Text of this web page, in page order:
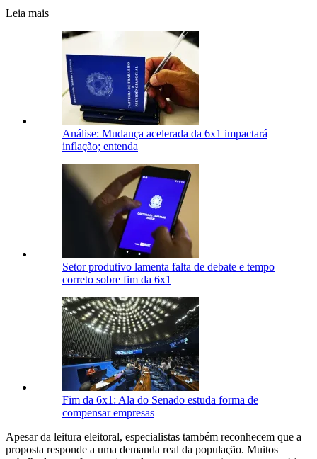
Leia mais
Análise: Mudança acelerada da 6x1 impactará
inflação; entenda
Setor produtivo lamenta falta de debate e tempo
correto sobre fim da 6x1
Fim da 6x1: Ala do Senado estuda forma de
compensar empresas
Apesar da leitura eleitoral, especialistas também reconhecem que a
proposta responde a uma demanda real da população. Muitos